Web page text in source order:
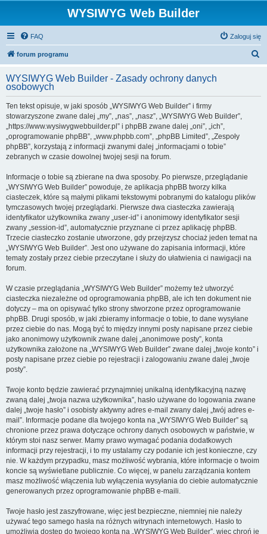
WYSIWYG Web Builder
FAQ Zaloguj się
forum programu
k
WYSIWYG Web Builder - Zasady ochrony danych
osobowych
Ten tekst opisuje, w jaki sposób „WYSIWYG Web Builder” i firmy
stowarzyszone zwane dalej „my”, „nas”, „nasz”, „WYSIWYG Web Builder”,
„https://www.wysiwygwebbuilder.pl” i phpBB zwane dalej „oni”, „ich”,
„oprogramowanie phpBB”, „www.phpbb.com”, „phpBB Limited”, „Zespoły
phpBB”, korzystają z informacji zwanymi dalej „informacjami o tobie”
zebranych w czasie dowolnej twojej sesji na forum.
Informacje o tobie są zbierane na dwa sposoby. Po pierwsze, przeglądanie
„WYSIWYG Web Builder” powoduje, że aplikacja phpBB tworzy kilka
ciasteczek, które są małymi plikami tekstowymi pobranymi do katalogu plików
tymczasowych twojej przeglądarki. Pierwsze dwa ciasteczka zawierają
identyfikator użytkownika zwany „user-id” i anonimowy identyfikator sesji
zwany „session-id”, automatycznie przyznane ci przez aplikację phpBB.
Trzecie ciasteczko zostanie utworzone, gdy przejrzysz chociaż jeden temat na
„WYSIWYG Web Builder”. Jest ono używane do zapisania informacji, które
tematy zostały przez ciebie przeczytane i służy do ułatwienia ci nawigacji na
forum.
W czasie przeglądania „WYSIWYG Web Builder” możemy też utworzyć
ciasteczka niezależne od oprogramowania phpBB, ale ich ten dokument nie
dotyczy – ma on opisywać tylko strony stworzone przez oprogramowanie
phpBB. Drugi sposób, w jaki zbieramy informacje o tobie, to dane wysyłane
przez ciebie do nas. Mogą być to między innymi posty napisane przez ciebie
jako anonimowy użytkownik zwane dalej „anonimowe posty”, konta
użytkownika założone na „WYSIWYG Web Builder” zwane dalej „twoje konto” i
posty napisane przez ciebie po rejestracji i zalogowaniu zwane dalej „twoje
posty”.
Twoje konto będzie zawierać przynajmniej unikalną identyfikacyjną nazwę
zwaną dalej „twoja nazwa użytkownika”, hasło używane do logowania zwane
dalej „twoje hasło” i osobisty aktywny adres e-mail zwany dalej „twój adres e-
mail”. Informacje podane dla twojego konta na „WYSIWYG Web Builder” są
chronione przez prawa dotyczące ochrony danych osobowych w państwie, w
którym stoi nasz serwer. Mamy prawo wymagać podania dodatkowych
informacji przy rejestracji, i to my ustalamy czy podanie ich jest konieczne, czy
nie. W każdym przypadku, masz możliwość wybrania, które informacje o twoim
koncie są wyświetlane publicznie. Co więcej, w panelu zarządzania kontem
masz możliwość włączenia lub wyłączenia wysyłania do ciebie automatycznie
generowanych przez oprogramowanie phpBB e-maili.
Twoje hasło jest zaszyfrowane, więc jest bezpieczne, niemniej nie należy
używać tego samego hasła na różnych witrynach internetowych. Hasło to
umożliwia dostęp do twojego konta na „WYSIWYG Web Builder”, więc chroń je